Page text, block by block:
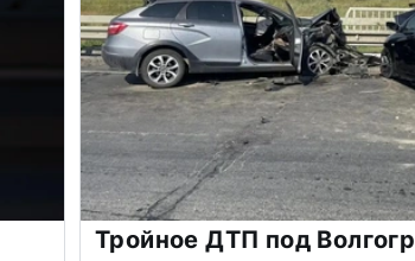
Тройное ДТП под